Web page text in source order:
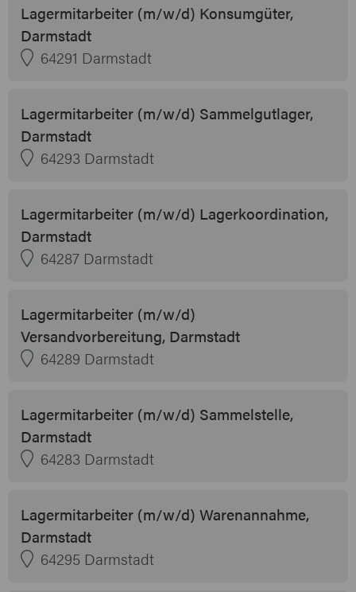
Lagermitarbeiter (m/w/d) Konsumgüter,
Darmstadt
64291 Darmstadt
Lagermitarbeiter (m/w/d) Sammelgutlager,
Darmstadt
64293 Darmstadt
Lagermitarbeiter (m/w/d) Lagerkoordination,
Darmstadt
64287 Darmstadt
Lagermitarbeiter (m/w/d)
Versandvorbereitung, Darmstadt
64289 Darmstadt
Lagermitarbeiter (m/w/d) Sammelstelle,
Darmstadt
64283 Darmstadt
Lagermitarbeiter (m/w/d) Warenannahme,
Darmstadt
64295 Darmstadt